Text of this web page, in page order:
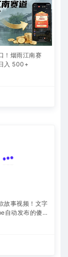
！烟雨江南赛
入 500+
故事视频！文字
自动发布的傻瓜